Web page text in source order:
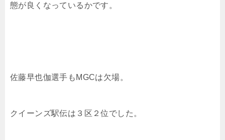
態が良くなっているかです。
佐藤早也伽選手もMGCは欠場。
クイーンズ駅伝は３区２位でした。